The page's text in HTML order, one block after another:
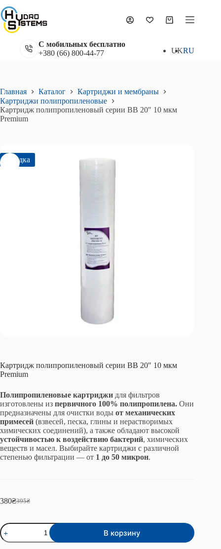
к
сути
395₴
Первоначальная
составляла
380₴
Текущая
380₴.
В корзинуКорзина
С мобильных бесплатно
+380 (66) 800-44-77
UKRU
Главная Каталог
Картриджи и мембраны
Картриджи полипропиленовые
Картридж полипропиленовый серии BB 20″ 10 мкм
Premium
Скидка
Картридж полипропиленовый серии BB 20″ 10 мкм
Premium
Полипропиленовые картриджи для фильтров
изготовлены из первичного 100% полипропилена. Они
предназначены для очистки воды от механических
примесей (взвесей, песка, глины и нерастворимых
химических соединений), а также обладают высокой
устойчивостью к воздействию бактерий, химических
веществ и масел. Выбирайте картриджи с различной
степенью фильтрации — от 1 до 50 микрон.
395₴
Первоначальная
составляла
380₴Текущая
380₴.
Количество
товара
Картридж
В корзину